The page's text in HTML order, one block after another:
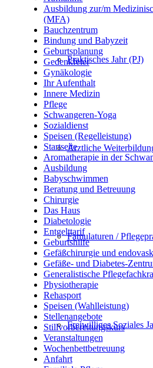
Praktisches Jahr (PJ)
Ärztliche
Famulaturen /
Freiwilliges Soziales
Ausbildung zur/m
(MFA)
Bauchzentrum
Bindung und Babyzeit
Geburtsplanung
Gedenkfeier
Gynäkologie
Ihr Aufenthalt
Innere Medizin
Pflege
Schwangeren-Yoga
Sozialdienst
Speisen (Regelleistung)
Startseite
Aromatherapie in der
Ausbildung
Babyschwimmen
Beratung und Betreuung
Chirurgie
Das Haus
Diabetologie
Entgelttarif
Geburtshilfe
Gefäßchirurgie und
Gefäße- und Diabetes-
Generalistische
Physiotherapie
Rehasport
Speisen (Wahlleistung)
Stellenangebote
Stillvorbereitungskurs
Veranstaltungen
Wochenbettbetreuung
Anfahrt